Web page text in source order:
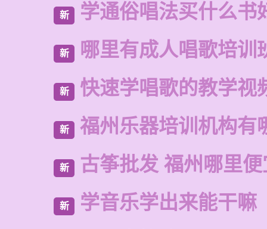
新 学通俗唱法买什么书
新 哪里有成人唱歌培训
新 快速学唱歌的教学视
新 福州乐器培训机构有
新 古筝批发 福州哪里
新 学音乐学出来能干嘛